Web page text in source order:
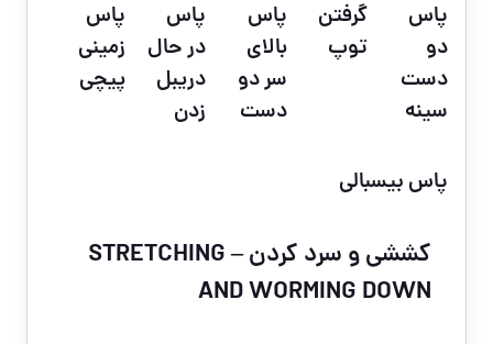
پاس
دو
دست
سینه
گرفتن
توپ
پاس
بالای
سر دو
دست
پاس
در حال
دریبل
زدن
پاس
زمینی
پیچی
پاس بیسبالی
کششی و سرد کردن – STRETCHING
AND WORMING DOWN